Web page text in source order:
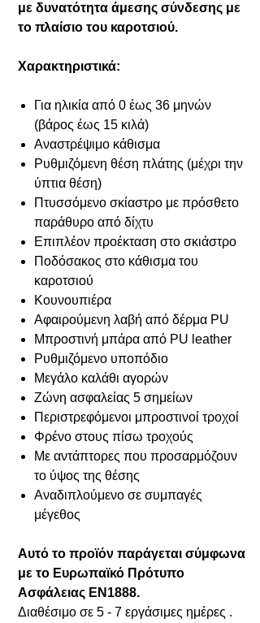
με δυνατότητα άμεσης σύνδεσης με
το πλαίσιο του καροτσιού.
Χαρακτηριστικά:
Για ηλικία από 0 έως 36 μηνών
(βάρος έως 15 κιλά)
Αναστρέψιμο κάθισμα
Ρυθμιζόμενη θέση πλάτης (μέχρι την
ύπτια θέση)
Πτυσσόμενο σκίαστρο με πρόσθετο
παράθυρο από δίχτυ
Επιπλέον προέκταση στο σκιάστρο
Ποδόσακος στο κάθισμα του
καροτσιού
Κουνουπιέρα
Αφαιρούμενη λαβή από δέρμα PU
Μπροστινή μπάρα από PU leather
Ρυθμιζόμενο υποπόδιο
Μεγάλο καλάθι αγορών
Ζώνη ασφαλείας 5 σημείων
Περιστρεφόμενοι μπροστινοί τροχοί
Φρένο στους πίσω τροχούς
Με αντάπτορες που προσαρμόζουν
το ύψος της θέσης
Αναδιπλούμενο σε συμπαγές
μέγεθος
Αυτό το προϊόν παράγεται σύμφωνα
με το Ευρωπαϊκό Πρότυπο
Ασφάλειας EN1888.
Διαθέσιμο σε 5 - 7 εργάσιμες ημέρες .